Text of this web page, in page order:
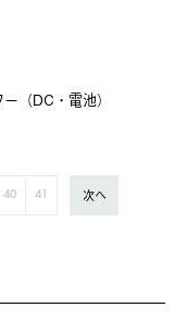
（DC・電池）
40 41 次へ